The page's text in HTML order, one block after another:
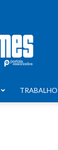
TRABALHO